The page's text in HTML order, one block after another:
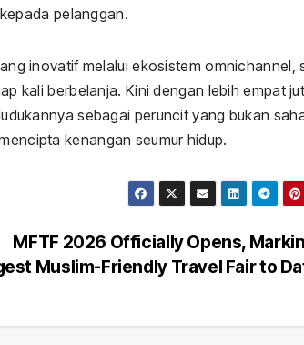
pelanggan.
inovatif melalui ekosistem omnichannel,
kali berbelanja. Kini dengan lebih empat
sebagai peruncit yang bukan
kenangan seumur hidup.
MFTF 2026 Officially Opens,
Muslim-Friendly Travel Fair to